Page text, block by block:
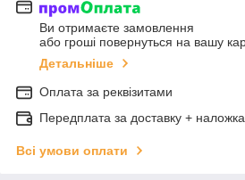
Ви отримаєте замовлення
або гроші повернуться на вашу
Детальніше
Оплата за реквізитами
Передплата за доставку +
Всі умови оплати